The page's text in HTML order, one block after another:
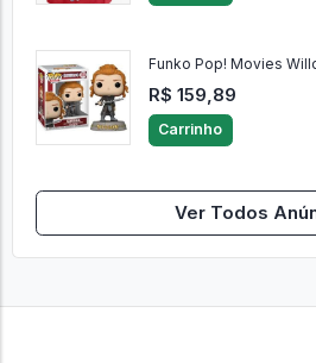
Funko Pop! Movies
R$ 159,89
Carrinho
Ver Todos